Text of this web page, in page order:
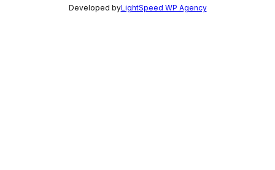
Developed byLightSpeed WP Agency